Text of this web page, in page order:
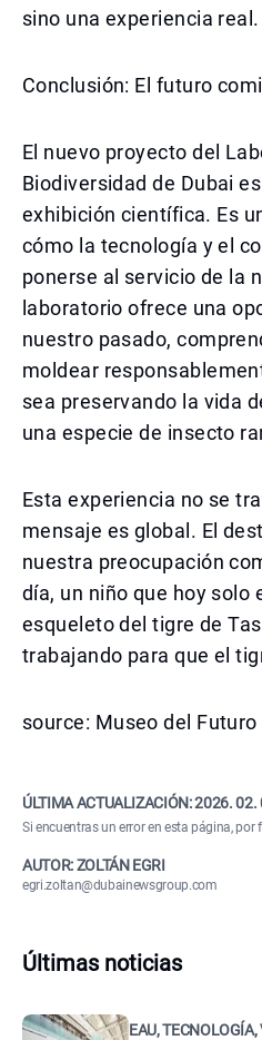
sino una experiencia real.
Conclusión: El futuro
El nuevo proyecto del
Biodiversidad de Dubai
exhibición científica. Es
cómo la tecnología y el
ponerse al servicio de la
laboratorio ofrece una
nuestro pasado,
moldear
sea preservando la vida
una especie de insecto
Esta experiencia no se
mensaje es global. El
nuestra preocupación
día, un niño que hoy solo
esqueleto del tigre de
trabajando para que el
source: Museo del
ÚLTIMA ACTUALIZACIÓN:2026. 02.
Si encuentras un error en esta página, por
AUTOR: ZOLTÁN EGRI
egri.zoltan@dubainewsgroup.com
Últimas noticias
EAU,